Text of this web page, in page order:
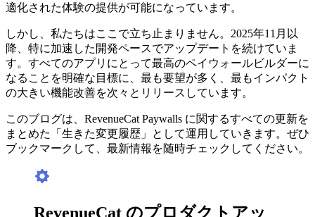
適化された体験の提供が可能になっています。
しかし、私たちはここで立ち止まりません。2025年11月以
降、特に加速した開発ペースでアップデートを続けていま
す。すべてのアプリにとって最高のペイウォールビルダーに
なることを明確な目標に、最も要望が多く、最もインパクト
の大きい機能改善を次々とリリースしています。
このブログは、RevenueCat Paywalls に関するすべての更新を
まとめた「生きた変更履歴」として運用していきます。ぜひ
ブックマークして、最新情報を随時チェックしてください。
RevenueCat のプロダクトアッ